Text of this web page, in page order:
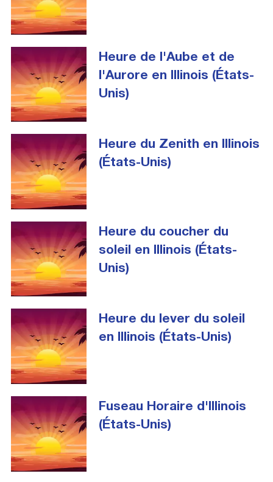
Heure de l'Aube et de
l'Aurore en Illinois (États-
Unis)
Heure du Zenith en Illinois
(États-Unis)
Heure du coucher du
soleil en Illinois (États-
Unis)
Heure du lever du soleil
en Illinois (États-Unis)
Fuseau Horaire d'Illinois
(États-Unis)